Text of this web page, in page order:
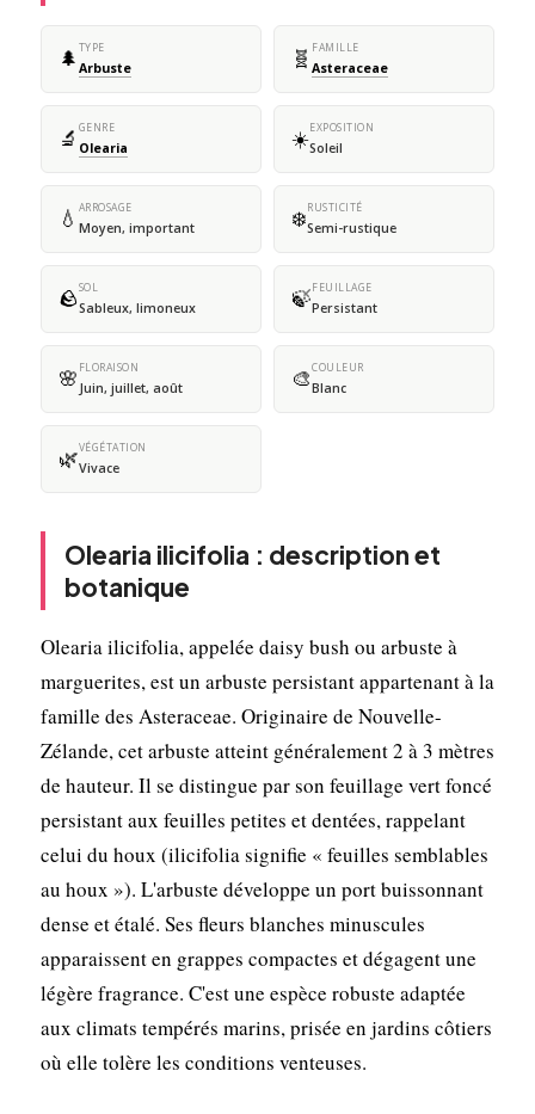
🌲 TYPE
Arbuste 🧬 FAMILLE
Asteraceae
🔬 GENRE
Olearia ☀️EXPOSITION
Soleil
💧 ARROSAGE
Moyen, important ❄️RUSTICITÉ
Semi-rustique
🪨SOL
Sableux, limoneux 🍃FEUILLAGE
Persistant
🌸 FLORAISON
Juin, juillet, août 🎨COULEUR
Blanc
🌿VÉGÉTATION
Vivace
Olearia ilicifolia : description et
botanique
Olearia ilicifolia, appelée daisy bush ou arbuste à
marguerites, est un arbuste persistant appartenant à la
famille des Asteraceae. Originaire de Nouvelle-
Zélande, cet arbuste atteint généralement 2 à 3 mètres
de hauteur. Il se distingue par son feuillage vert foncé
persistant aux feuilles petites et dentées, rappelant
celui du houx (ilicifolia signifie « feuilles semblables
au houx »). L'arbuste développe un port buissonnant
dense et étalé. Ses fleurs blanches minuscules
apparaissent en grappes compactes et dégagent une
légère fragrance. C'est une espèce robuste adaptée
aux climats tempérés marins, prisée en jardins côtiers
où elle tolère les conditions venteuses.